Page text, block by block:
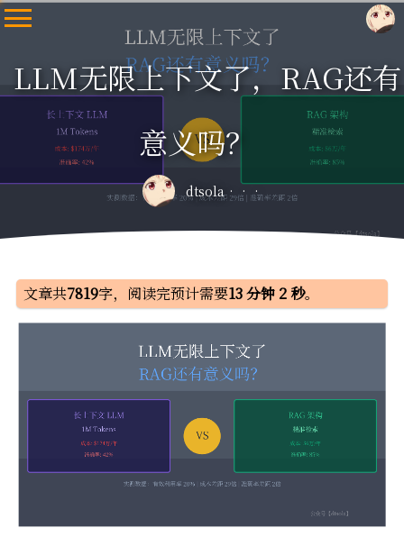
LLM无限上下文了，RAG还有
意义吗？
dtsola
文章共7819字，阅读完预计需要13 分钟 2 秒。